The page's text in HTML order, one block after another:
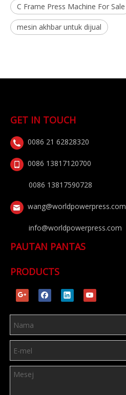
C Frame Press Machine For Sale
mesin akhbar untuk dijual
GET IN TOUCH
0086 21 62828320
0086 13817120700
0086 13817590728
wang@worldpowerpress.com
info@worldpowerpress.com
PAUTAN PANTAS
PRODUCTS